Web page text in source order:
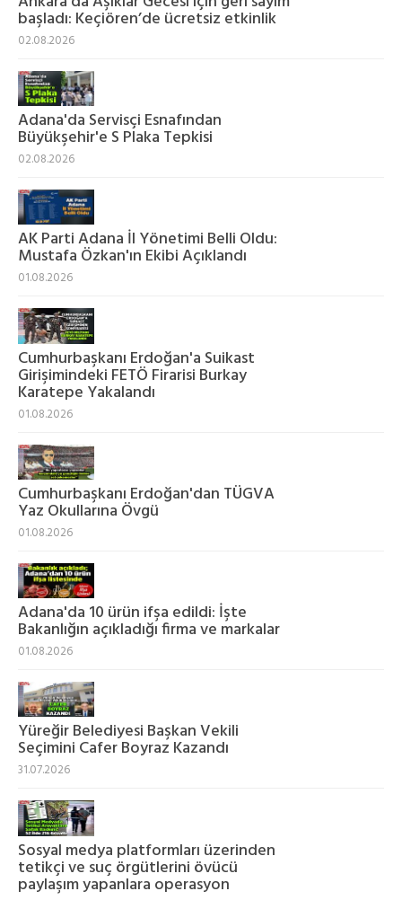
başladı: Keçiören’de ücretsiz etkinlik
02.08.2026
Adana'da Servisçi Esnafından
Büyükşehir'e S Plaka Tepkisi
02.08.2026
AK Parti Adana İl Yönetimi Belli Oldu:
Mustafa Özkan'ın Ekibi Açıklandı
01.08.2026
Cumhurbaşkanı Erdoğan'a Suikast
Girişimindeki FETÖ Firarisi Burkay
Karatepe Yakalandı
01.08.2026
Cumhurbaşkanı Erdoğan'dan TÜGVA
Yaz Okullarına Övgü
01.08.2026
Adana'da 10 ürün ifşa edildi: İşte
Bakanlığın açıkladığı firma ve markalar
01.08.2026
Yüreğir Belediyesi Başkan Vekili
Seçimini Cafer Boyraz Kazandı
31.07.2026
Sosyal medya platformları üzerinden
tetikçi ve suç örgütlerini övücü
paylaşım yapanlara operasyon